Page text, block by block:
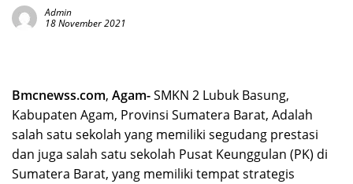
Admin
18 November 2021
Bmcnewss.com, Agam-SMKN 2 Lubuk Basung,
Kabupaten Agam, Provinsi Sumatera Barat, Adalah
salah satu sekolah yang memiliki segudang prestasi
dan juga salah satu sekolah Pusat Keunggulan (PK) di
Sumatera Barat, yang memiliki tempat strategis